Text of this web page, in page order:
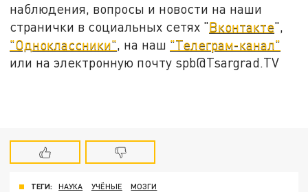
наблюдения, вопросы и новости на наши
странички в социальных сетях "Вконтакте",
"Одноклассники", на наш "Телеграм-канал"
или на электронную почту spb@Tsargrad.TV
ТЕГИ: НАУКА УЧЁНЫЕ МОЗГИ